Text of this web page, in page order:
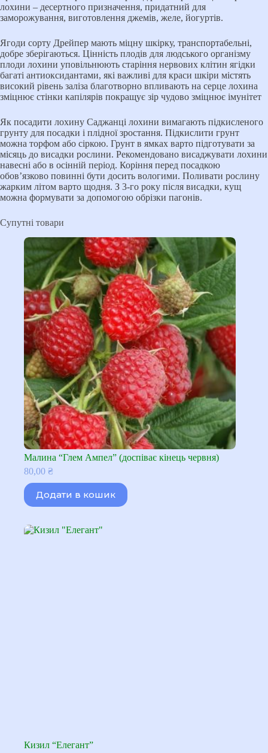
лохини – десертного призначення, придатний для
заморожування, виготовлення джемів, желе, йогуртів.
Ягоди сорту Дрейпер мають міцну шкірку, транспортабельні,
добре зберігаються. Цінність плодів для людського організму
плоди лохини уповільнюють старіння нервових клітин ягідки
багаті антиоксидантами, які важливі для краси шкіри містять
високий рівень заліза благотворно впливають на серце лохина
зміцнює стінки капілярів покращує зір чудово зміцнює імунітет
Як посадити лохину Саджанці лохини вимагають підкисленого
грунту для посадки і плідної зростання. Підкислити грунт
можна торфом або сіркою. Грунт в ямках варто підготувати за
місяць до висадки рослини. Рекомендовано висаджувати лохини
навесні або в осінній період. Коріння перед посадкою
обов’язково повинні бути досить вологими. Поливати рослину
жарким літом варто щодня. З 3-го року після висадки, кущ
можна формувати за допомогою обрізки пагонів.
Супутні товари
Малина “Глем Ампел” (доспіває кінець червня)
80,00 ₴
Додати в кошик
Кизил “Елегант”